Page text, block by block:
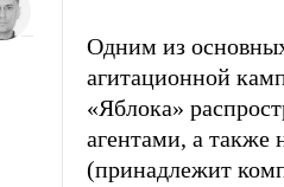
Одним из
агитационной
«Яблока»
агентами, а также
(принадлежит